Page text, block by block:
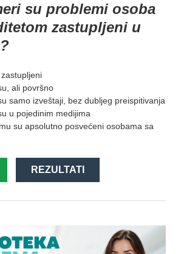
su problemi osoba
zastupljeni u
ali površno
samo izveštaji, bez dubljeg preispitivanja
u pojedinim medijima
su apsolutno posvećeni osobama sa
REZULTATI